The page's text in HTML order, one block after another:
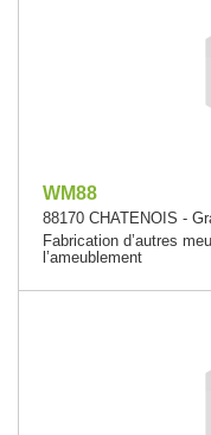
WM88
88170 CHATENOIS -
Fabrication d’autres
l’ameublement